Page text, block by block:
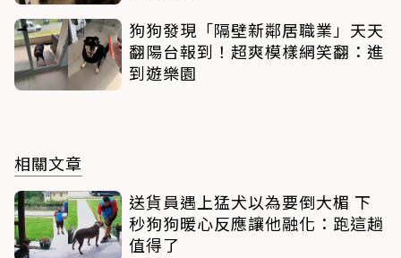
狗狗發現「隔壁新鄰居職業」天天
翻陽台報到！超爽模樣網笑翻：進
到遊樂園
相關文章
送貨員遇上猛犬以為要倒大楣 下
秒狗狗暖心反應讓他融化：跑這趟
值得了